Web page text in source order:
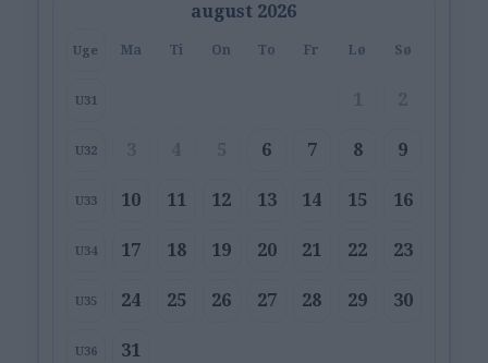
august 2026
Uge Ma Ti On To Fr Lø Sø
U31
U32 6 7 8 9
U33 10 11 12 13 14 15 16
U34 17 18 19 20 21 22 23
U35 24 25 26 27 28 29 30
U36 31